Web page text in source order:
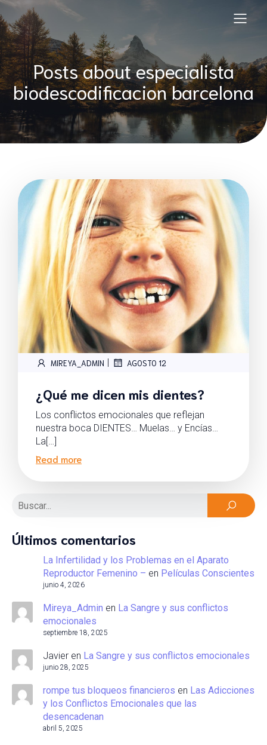
Posts about especialista
biodescodificacion barcelona
MIREYA_ADMIN | AGOSTO 12
¿Qué me dicen mis dientes?
Los conflictos emocionales que reflejan
nuestra boca DIENTES… Muelas… y Encías…
La[…]
Read more
Últimos comentarios
La Infertilidad y los Problemas en el Aparato
Reproductor Femenino – en Películas Conscientes
junio 4, 2026
Mireya_Admin en La Sangre y sus conflictos
emocionales
septiembre 18, 2025
Javier en La Sangre y sus conflictos emocionales
junio 28, 2025
rompe tus bloqueos financieros en Las Adicciones
y los Conflictos Emocionales que las
desencadenan
abril 5, 2025